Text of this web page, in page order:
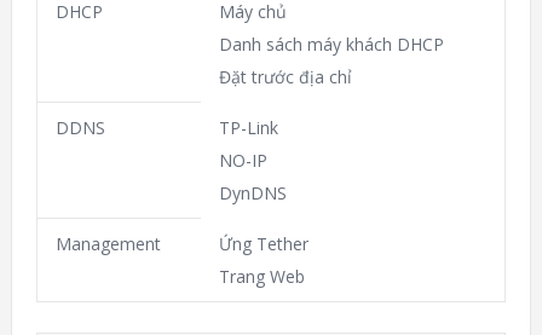
DHCP
Máy chủ
Danh sách máy khách DHCP
Đặt trước địa chỉ
DDNS
TP-Link
NO-IP
DynDNS
Management
Ứng Tether
Trang Web